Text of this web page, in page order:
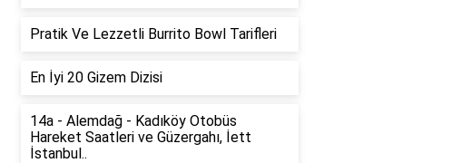
Pratik Ve Lezzetli Burrito Bowl Tarifleri
En İyi 20 Gizem Dizisi
14a - Alemdağ - Kadıköy Otobüs
Hareket Saatleri ve Güzergahı, İett
İstanbul..